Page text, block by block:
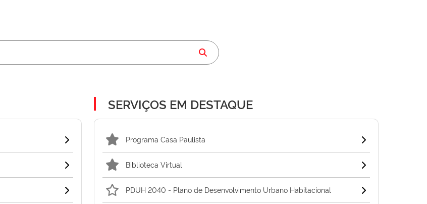
SERVIÇOS EM DESTAQUE
Programa Casa Paulista
Biblioteca Virtual
PDUH 2040 - Plano de Desenvolvimento Urbano Habitacional